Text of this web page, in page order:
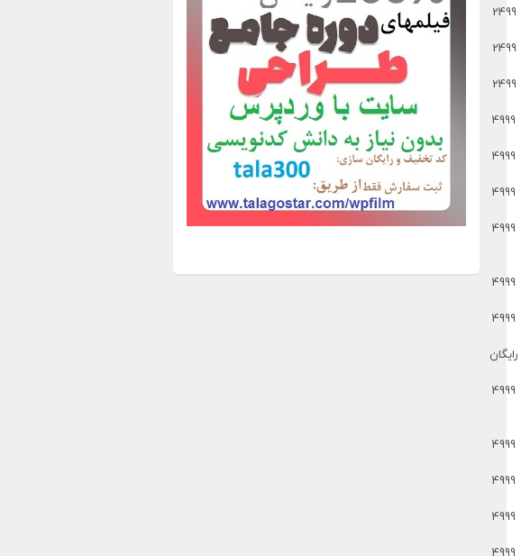
2499
2499
2499
4999
4999
4999
4999
4999
4999
رایگان
4999
4999
4999
4999